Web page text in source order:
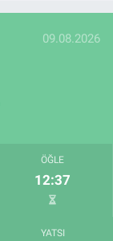
09.08.2026
ÖĞLE
12:37
YATSI